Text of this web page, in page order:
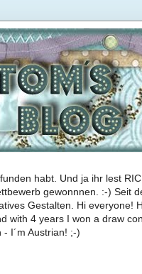
habt. Und ja ihr lest
gewonnnen. :-) Seit
Gestalten. Hi everyone!
with 4 years I won a draw
I´m Austrian! ;-)